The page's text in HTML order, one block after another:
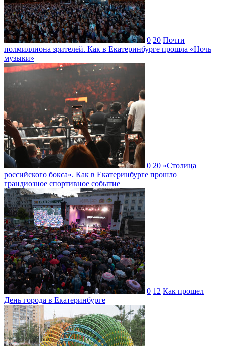
0 20 Почти
полмиллиона зрителей. Как в Екатеринбурге прошла «Ночь
музыки»
0 20 «Столица
российского бокса». Как в Екатеринбурге прошло
грандиозное спортивное событие
0 12 Как прошел
День города в Екатеринбурге